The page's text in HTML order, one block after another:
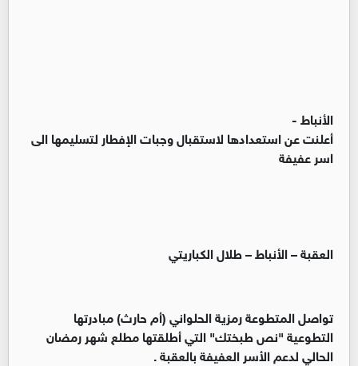
الأنباط -
أعلنت عن استعدادها لاستقبال وجبات الإفطار لتسليمها الى
اسر عفيفة
العقبة – الأنباط – طلال الكباريتي
تواصل المتطوعة رمزية الحلواني (أم حارث) مبادرتها
التطوعية "نص طبختك" التي أطلقتها مطلع شهر رمضان
الحالي لدعم الأسر العفيفة بالعقبة .